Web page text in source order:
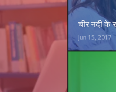
चीर नदी के
Jun 15, 2017